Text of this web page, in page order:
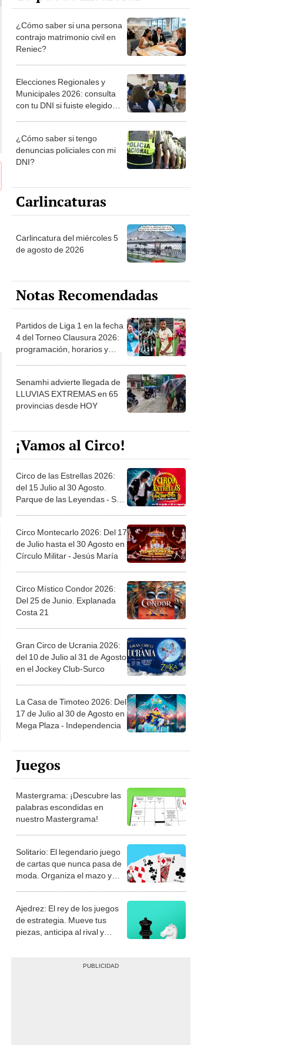
¿Cómo saber si una persona
contrajo matrimonio civil en
Reniec?
Elecciones Regionales y
Municipales 2026: consulta
con tu DNI si fuiste elegido
miembro de mesa para este 4
de octubre en el link oficial de
la ONPE
¿Cómo saber si tengo
denuncias policiales con mi
DNI?
Carlincaturas
Carlincatura del miércoles 5
de agosto de 2026
Notas Recomendadas
Partidos de Liga 1 en la fecha
4 del Torneo Clausura 2026:
programación, horarios y
dónde ver
Senamhi advierte llegada de
LLUVIAS EXTREMAS en 65
provincias desde HOY
¡Vamos al Circo!
Circo de las Estrellas 2026:
del 15 Julio al 30 Agosto.
Parque de las Leyendas - San
Miguel
Circo Montecarlo 2026: Del 17
de Julio hasta el 30 Agosto en
Círculo Militar - Jesús María
Circo Místico Condor 2026:
Del 25 de Junio. Explanada
Costa 21
Gran Circo de Ucrania 2026:
del 10 de Julio al 31 de Agosto
en el Jockey Club-Surco
La Casa de Timoteo 2026: Del
17 de Julio al 30 de Agosto en
Mega Plaza - Independencia
Juegos
Mastergrama: ¡Descubre las
palabras escondidas en
nuestro Mastergrama!
Solitario: El legendario juego
de cartas que nunca pasa de
moda. Organiza el mazo y
demuestra tu habilidad.
Ajedrez: El rey de los juegos
de estrategia. Mueve tus
piezas, anticipa al rival y
consigue el jaque mate.